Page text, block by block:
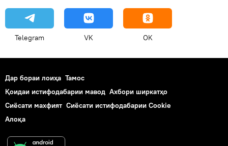
Telegram VK OK
Дар бораи лоиҳа Тамос
Қоидаи истифодабарии мавод Ахбори ширкатҳо
Сиёсати махфият Сиёсати истифодабарии Cookie
Алоқа